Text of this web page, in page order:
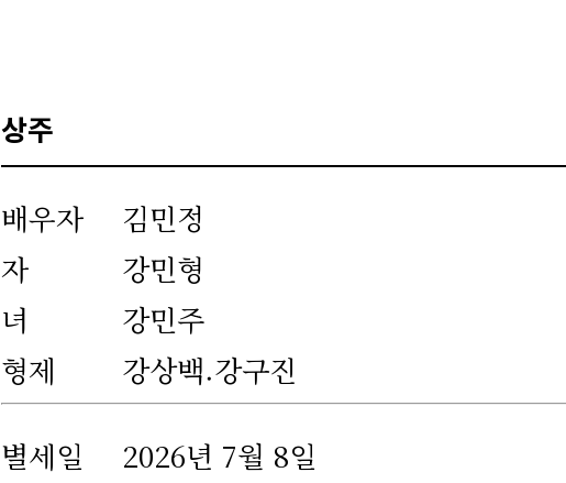
상주
배우자
김민정
자
강민형
녀
강민주
형제
강상백.강구진
별세일
2026년 7월 8일